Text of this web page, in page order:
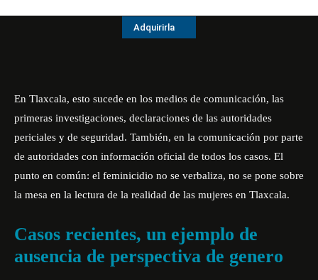
Adquirirla
En Tlaxcala, esto sucede en los medios de comunicación, las
primeras investigaciones, declaraciones de las autoridades
periciales y de seguridad. También, en la comunicación por parte
de autoridades con información oficial de todos los casos. El
punto en común: el feminicidio no se verbaliza, no se pone sobre
la mesa en la lectura de la realidad de las mujeres en Tlaxcala.
Casos recientes, un ejemplo de
ausencia de perspectiva de genero